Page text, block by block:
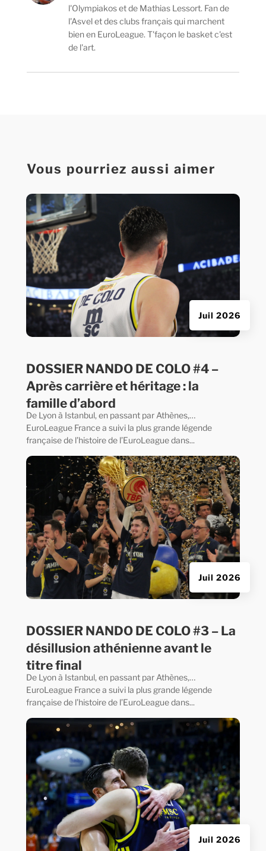
l'Olympiakos et de Mathias Lessort. Fan de
l'Asvel et des clubs français qui marchent
bien en EuroLeague. T'façon le basket c'est
de l'art.
Vous pourriez aussi aimer
DOSSIER NANDO DE COLO #4 –
Après carrière et héritage : la
famille d’abord
Juil 2026
De Lyon à Istanbul, en passant par Athènes,…
EuroLeague France a suivi la plus grande légende
française de l’histoire de l’EuroLeague dans...
DOSSIER NANDO DE COLO #3 – La
désillusion athénienne avant le
titre final
Juil 2026
De Lyon à Istanbul, en passant par Athènes,…
EuroLeague France a suivi la plus grande légende
française de l’histoire de l’EuroLeague dans...
Juil 2026